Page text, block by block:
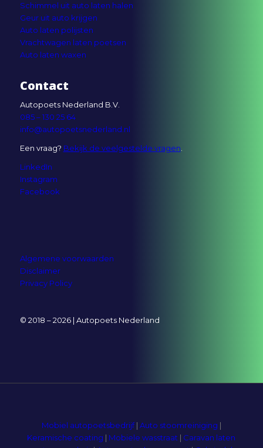
Schimmel uit auto laten halen
Geur uit auto krijgen
Auto laten polijsten
Vrachtwagen laten poetsen
Auto laten waxen
Contact
Autopoets Nederland B.V.
085 – 130 25 64
info@autopoetsnederland.nl
Een vraag? Bekijk de veelgestelde vragen.
LinkedIn
Instagram
Facebook
© 2018 – 2026 | Autopoets Nederland
Algemene voorwaarden
Disclaimer
Privacy Policy
Mobiel autopoetsbedrijf| Auto stoomreiniging |
Keramische coating | Mobiele wasstraat | Caravan laten